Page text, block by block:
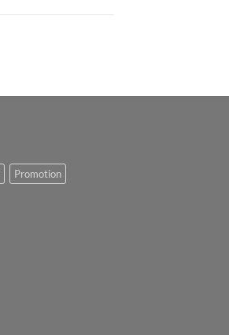
Promotion